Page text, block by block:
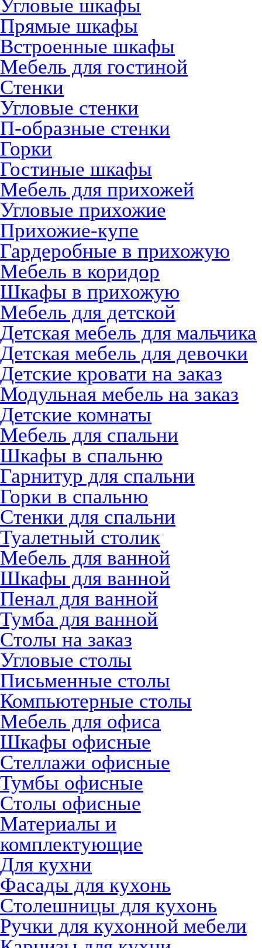
Угловые шкафы
Прямые шкафы
Встроенные шкафы
Мебель для гостиной
Стенки
Угловые стенки
П-образные стенки
Горки
Гостиные шкафы
Мебель для прихожей
Угловые прихожие
Прихожие-купе
Гардеробные в прихожую
Мебель в коридор
Шкафы в прихожую
Мебель для детской
Детская мебель для мальчика
Детская мебель для девочки
Детские кровати на заказ
Модульная мебель на заказ
Детские комнаты
Мебель для спальни
Шкафы в спальню
Гарнитур для спальни
Горки в спальню
Стенки для спальни
Туалетный столик
Мебель для ванной
Шкафы для ванной
Пенал для ванной
Тумба для ванной
Столы на заказ
Угловые столы
Письменные столы
Компьютерные столы
Мебель для офиса
Шкафы офисные
Стеллажи офисные
Тумбы офисные
Столы офисные
Материалы и
комплектующие
Для кухни
Фасады для кухонь
Столешницы для кухонь
Ручки для кухонной мебели